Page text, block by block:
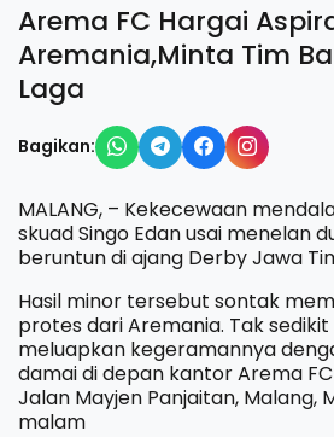
Arema FC Hargai
Aremania,Minta Tim
Laga
Bagikan:
MALANG, – Kekecewaan
skuad Singo Edan usai menelan
beruntun di ajang Derby Jawa
Hasil minor tersebut sontak
protes dari Aremania. Tak
meluapkan kegeramannya
damai di depan kantor Arema
Jalan Mayjen Panjaitan, Malang,
malam